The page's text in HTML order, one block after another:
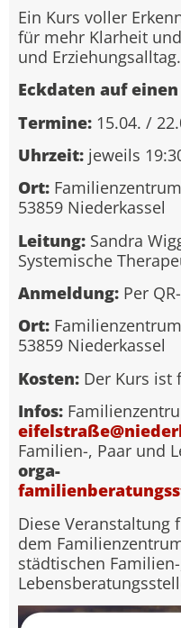
Ein Kurs voller
für mehr Klarheit
und Erziehungsalltag.
Eckdaten auf
Termine: 15.04. /
Uhrzeit: jeweils
Ort:
53859 Niederkassel
Leitung: Sandra
Systemische
Anmeldung: Per
Ort:
53859 Niederkassel
Kosten: Der Kurs ist
Infos:
Familien-, Paar und
orga-
Diese
dem
städtischen